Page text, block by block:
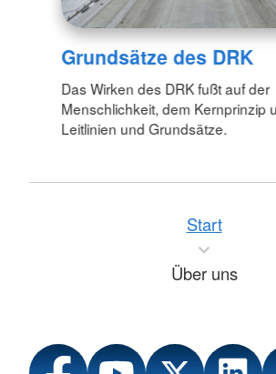
Grundsätze des DRK
Das Wirken des DRK fußt auf der
Menschlichkeit, dem Kernprinzip
Leitlinien und Grundsätze.
Start
Über uns